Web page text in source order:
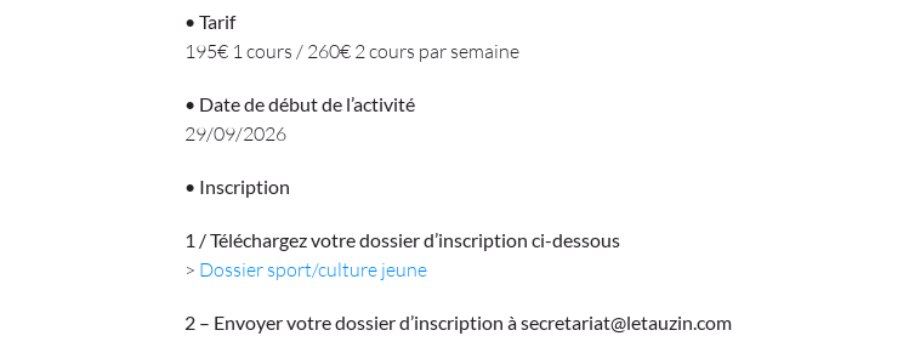
• Tarif
195€ 1 cours / 260€ 2 cours par semaine
• Date de début de l’activité
29/09/2026
• Inscription
1 / Téléchargez votre dossier d’inscription ci-dessous
> Dossier sport/culture jeune
2 – Envoyer votre dossier d’inscription à secretariat@letauzin.com